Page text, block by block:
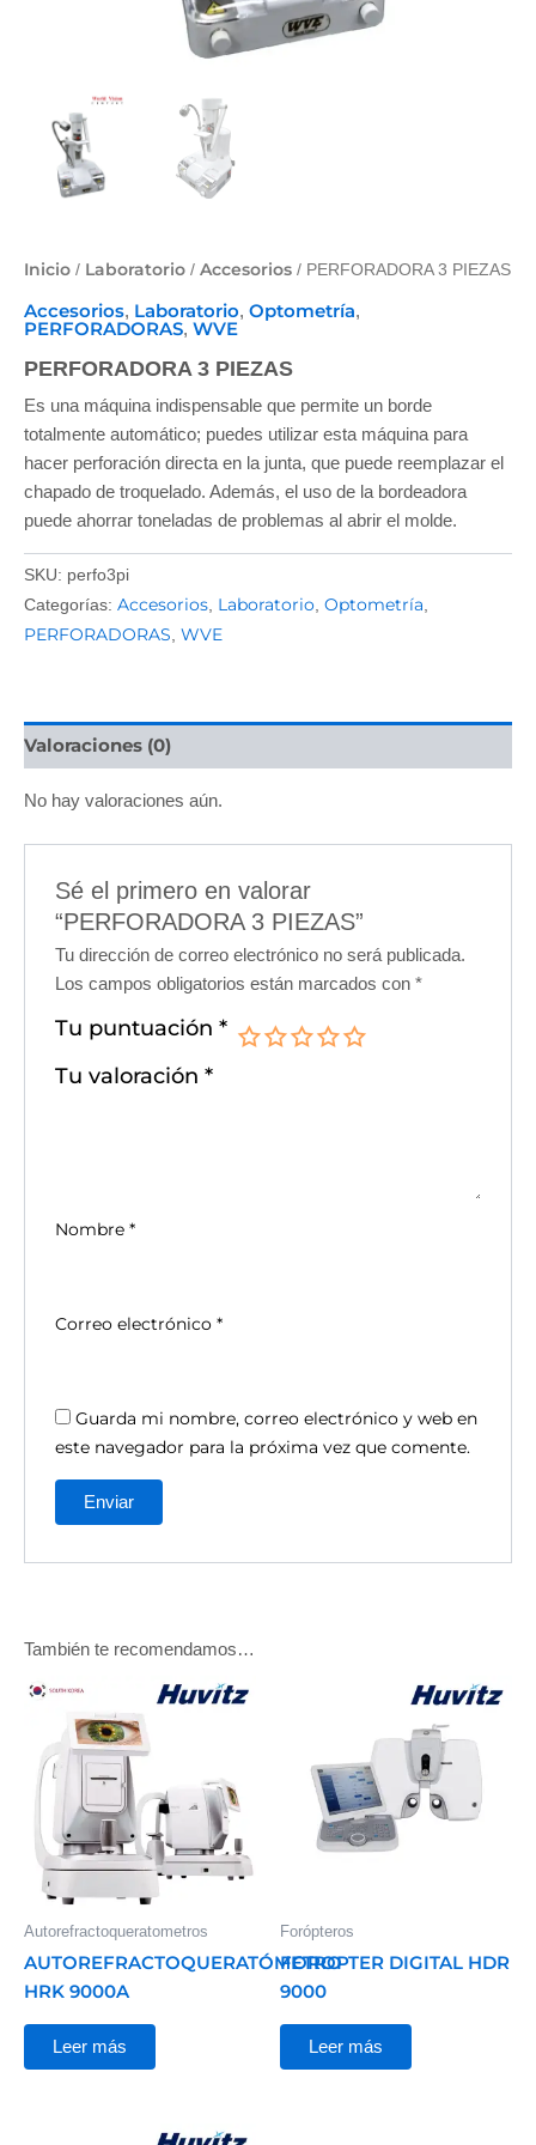
Inicio / Laboratorio / Accesorios / PERFORADORA 3 PIEZAS
Accesorios, Laboratorio, Optometría,
PERFORADORAS, WVE
PERFORADORA 3 PIEZAS
Es una máquina indispensable que permite un borde
totalmente automático; puedes utilizar esta máquina para
hacer perforación directa en la junta, que puede reemplazar el
chapado de troquelado. Además, el uso de la bordeadora
puede ahorrar toneladas de problemas al abrir el molde.
SKU: perfo3pi
Categorías: Accesorios, Laboratorio, Optometría,
PERFORADORAS, WVE
Valoraciones (0)
No hay valoraciones aún.
Sé el primero en valorar
“PERFORADORA 3 PIEZAS”
Tu dirección de correo electrónico no será publicada.
Los campos obligatorios están marcados con*
Tu puntuación*
Tu valoración*
Nombre*
Correo electrónico*
Guarda mi nombre, correo electrónico y web en
este navegador para la próxima vez que comente.
También te recomendamos…
Autorefractoqueratometros
AUTOREFRACTOQUERATÓMETRO
HRK 9000A
Leer más
Forópteros
FOROPTER DIGITAL HDR
9000
Leer más